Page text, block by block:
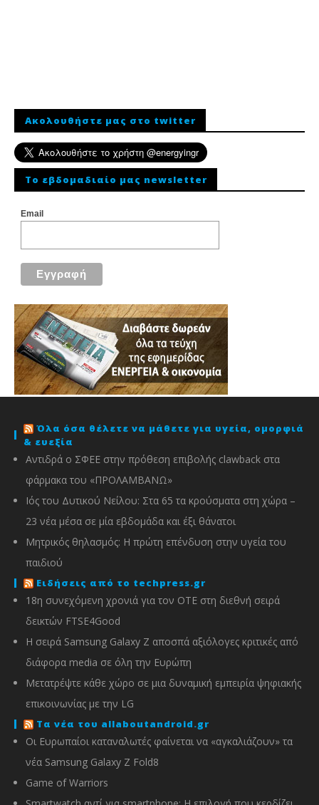
Ακολουθήστε μας στο twitter
To εβδομαδιαίο μας newsletter
Email
Όλα όσα θέλετε να μάθετε για υγεία, ομορφιά
& ευεξία
Αντιδρά ο ΣΦΕΕ στην πρόθεση επιβολής clawback στα
φάρμακα του «ΠΡΟΛΑΜΒΑΝΩ»
Ιός του Δυτικού Νείλου: Στα 65 τα κρούσματα στη χώρα –
23 νέα μέσα σε μία εβδομάδα και έξι θάνατοι
Μητρικός θηλασμός: Η πρώτη επένδυση στην υγεία του
παιδιού
Ειδήσεις από το techpress.gr
18η συνεχόμενη χρονιά για τον ΟΤΕ στη διεθνή σειρά
δεικτών FTSE4Good
Η σειρά Samsung Galaxy Z αποσπά αξιόλογες κριτικές από
διάφορα media σε όλη την Ευρώπη
Μετατρέψτε κάθε χώρο σε μια δυναμική εμπειρία ψηφιακής
επικοινωνίας με την LG
Τα νέα του allaboutandroid.gr
Οι Ευρωπαίοι καταναλωτές φαίνεται να «αγκαλιάζουν» τα
νέα Samsung Galaxy Z Fold8
Game of Warriors